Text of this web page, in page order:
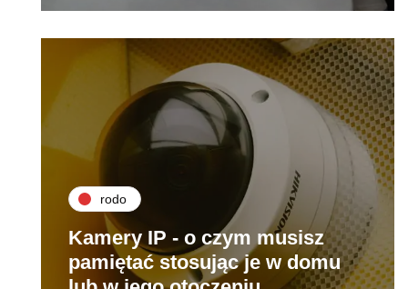
rodo
Kamery IP - o czym musisz
pamiętać stosując je w domu